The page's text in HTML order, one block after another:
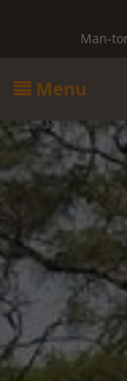
Man-
 Menu